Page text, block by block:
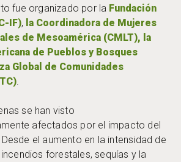
fue organizado por la Fundación
IF), la Coordinadora de Mujeres
de Mesoamérica (CMLT), la
de Pueblos y Bosques
Global de Comunidades
se han visto
afectados por el impacto del
el aumento en la intensidad de
forestales, sequías y la